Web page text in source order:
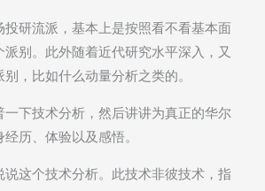
投研流派，基本上是按照看不看基本面
别。此外随着近代研究水平深入，又
，比如什么动量分析之类的。
一下技术分析，然后讲讲为真正的华尔
历、体验以及感悟。
这个技术分析。此技术非彼技术，指